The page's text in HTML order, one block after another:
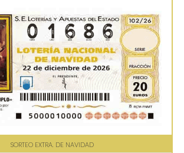
SORTEO EXTRA. DE NAVIDAD